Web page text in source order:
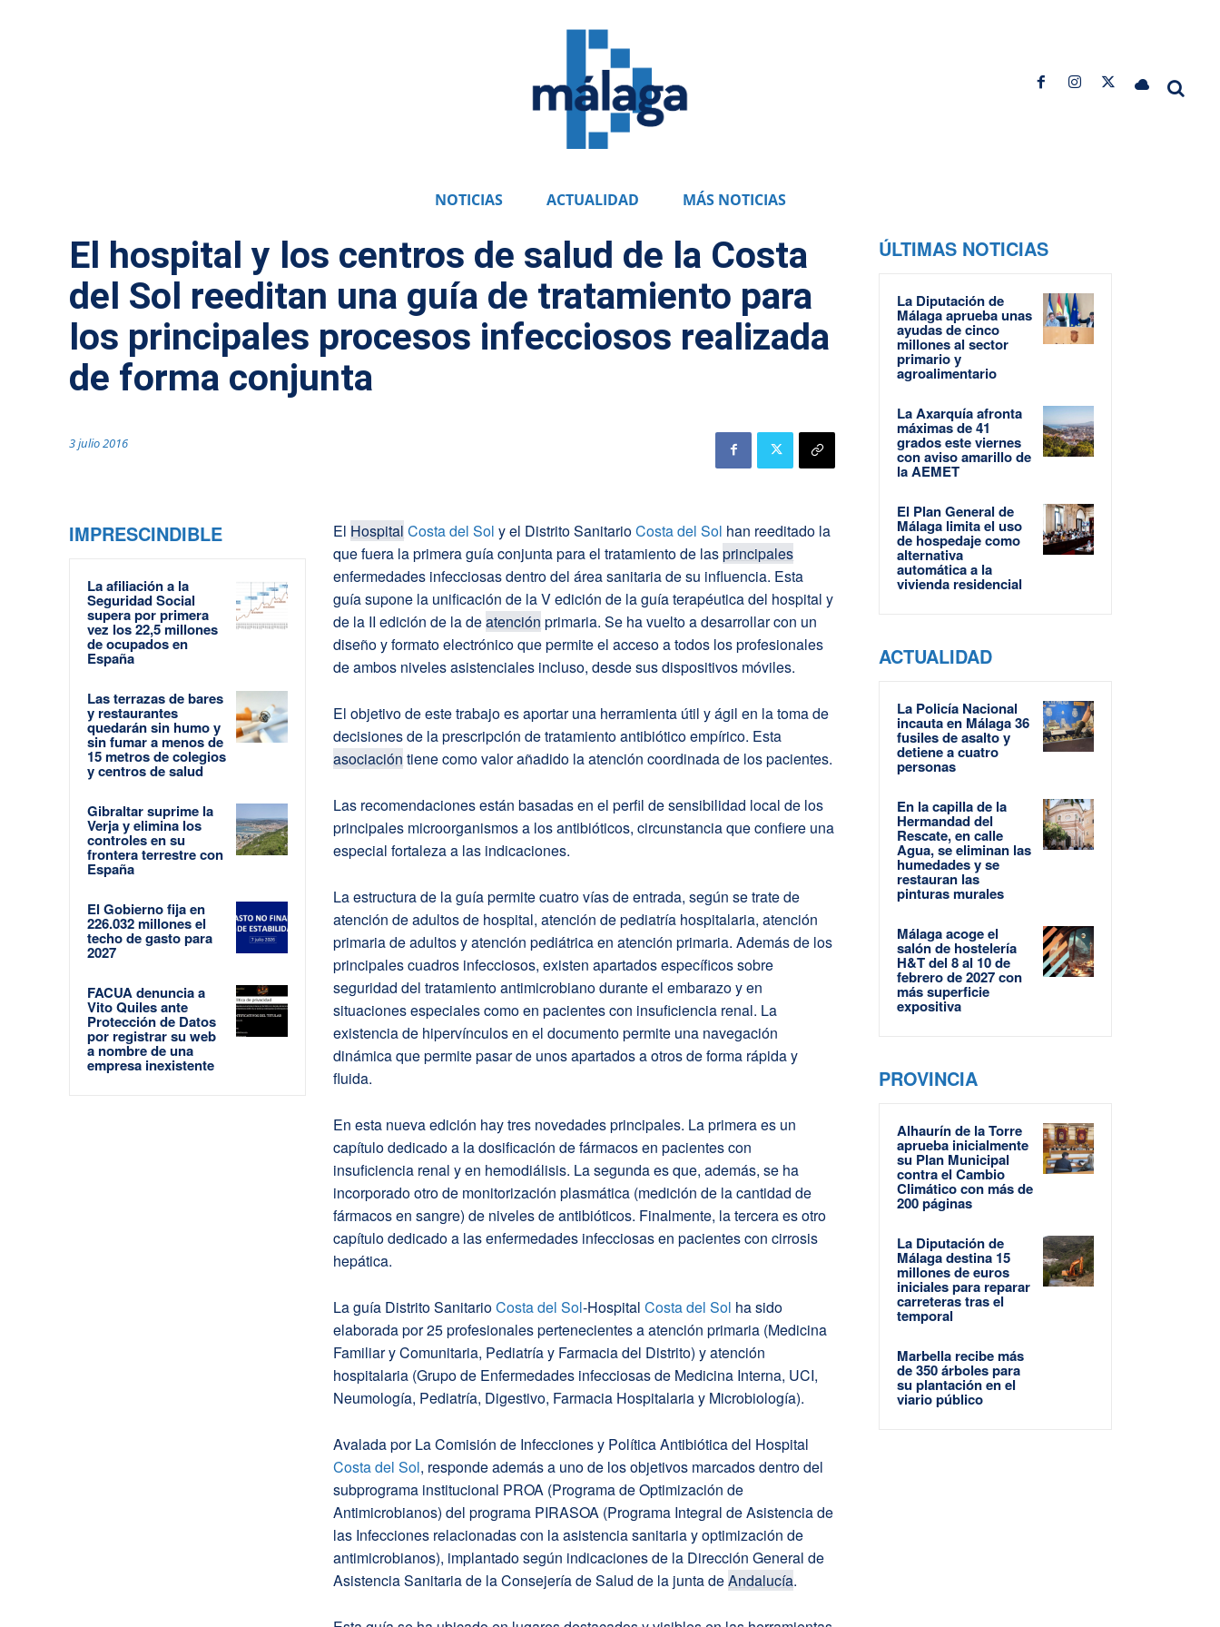
NOTICIAS ACTUALIDAD MÁS NOTICIAS
El hospital y los centros de salud de la Costa
del Sol reeditan una guía de tratamiento para
los principales procesos infecciosos realizada
de forma conjunta
3 julio 2016
IMPRESCINDIBLE
La afiliación a la
Seguridad Social
supera por primera
vez los 22,5 millones
de ocupados en
España
Las terrazas de bares
y restaurantes
quedarán sin humo y
sin fumar a menos de
15 metros de colegios
y centros de salud
Gibraltar suprime la
Verja y elimina los
controles en su
frontera terrestre con
España
El Gobierno fija en
226.032 millones el
techo de gasto para
2027
FACUA denuncia a
Vito Quiles ante
Protección de Datos
por registrar su web
a nombre de una
empresa inexistente
El Hospital Costa del Sol y el Distrito SanitarioCosta del Sol han reeditado la
que fuera la primera guía conjunta para el tratamiento de lasprincipales
enfermedades infecciosas dentro del área sanitaria de su influencia. Esta
guía supone la unificación de la V edición de la guía terapéutica del hospital y
de la II edición de la deatención primaria. Se ha vuelto a desarrollar con un
diseño y formato electrónico que permite el acceso a todos los profesionales
de ambos niveles asistenciales incluso, desde sus dispositivos móviles.
El objetivo de este trabajo es aportar una herramienta útil y ágil en la toma de
decisiones de la prescripción de tratamiento antibiótico empírico. Esta
asociación tiene como valor añadido la atención coordinada de los pacientes.
Las recomendaciones están basadas en el perfil de sensibilidad local de los
principales microorganismos a los antibióticos, circunstancia que confiere una
especial fortaleza a las indicaciones.
La estructura de la guía permite cuatro vías de entrada, según se trate de
atención de adultos de hospital, atención de pediatría hospitalaria, atención
primaria de adultos y atención pediátrica en atención primaria. Además de los
principales cuadros infecciosos, existen apartados específicos sobre
seguridad del tratamiento antimicrobiano durante el embarazo y en
situaciones especiales como en pacientes con insuficiencia renal. La
existencia de hipervínculos en el documento permite una navegación
dinámica que permite pasar de unos apartados a otros de forma rápida y
fluida.
En esta nueva edición hay tres novedades principales. La primera es un
capítulo dedicado a la dosificación de fármacos en pacientes con
insuficiencia renal y en hemodiálisis. La segunda es que, además, se ha
incorporado otro de monitorización plasmática (medición de la cantidad de
fármacos en sangre) de niveles de antibióticos. Finalmente, la tercera es otro
capítulo dedicado a las enfermedades infecciosas en pacientes con cirrosis
hepática.
La guía Distrito SanitarioCosta del Sol-HospitalCosta del Sol ha sido
elaborada por 25 profesionales pertenecientes a atención primaria (Medicina
Familiar y Comunitaria, Pediatría y Farmacia del Distrito) y atención
hospitalaria (Grupo de Enfermedades infecciosas de Medicina Interna, UCI,
Neumología, Pediatría, Digestivo, Farmacia Hospitalaria y Microbiología).
Avalada por La Comisión de Infecciones y Política Antibiótica del Hospital
Costa del Sol, responde además a uno de los objetivos marcados dentro del
subprograma institucional PROA (Programa de Optimización de
Antimicrobianos) del programa PIRASOA (Programa Integral de Asistencia de
las Infecciones relacionadas con la asistencia sanitaria y optimización de
antimicrobianos), implantado según indicaciones de la Dirección General de
Asistencia Sanitaria de la Consejería de Salud de la junta deAndalucía.
ÚLTIMAS NOTICIAS
La Diputación de
Málaga aprueba unas
ayudas de cinco
millones al sector
primario y
agroalimentario
La Axarquía afronta
máximas de 41
grados este viernes
con aviso amarillo de
la AEMET
El Plan General de
Málaga limita el uso
de hospedaje como
alternativa
automática a la
vivienda residencial
ACTUALIDAD
La Policía Nacional
incauta en Málaga 36
fusiles de asalto y
detiene a cuatro
personas
En la capilla de la
Hermandad del
Rescate, en calle
Agua, se eliminan las
humedades y se
restauran las
pinturas murales
Málaga acoge el
salón de hostelería
H&T del 8 al 10 de
febrero de 2027 con
más superficie
expositiva
PROVINCIA
Alhaurín de la Torre
aprueba inicialmente
su Plan Municipal
contra el Cambio
Climático con más de
200 páginas
La Diputación de
Málaga destina 15
millones de euros
iniciales para reparar
carreteras tras el
temporal
Marbella recibe más
de 350 árboles para
su plantación en el
viario público